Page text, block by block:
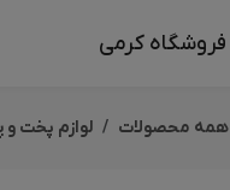
فروشگاه کرمی
همه محصولات لوازم پخت و